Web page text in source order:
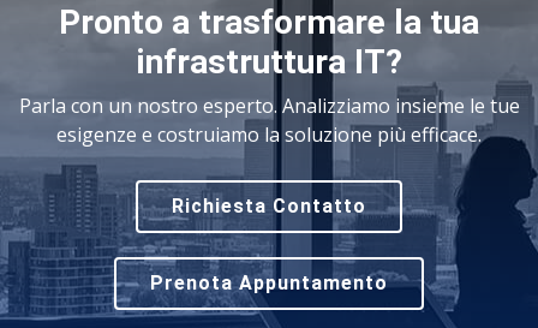
Pronto a trasformare la tua
infrastruttura IT?
Parla con un nostro esperto. Analizziamo insieme le tue
esigenze e costruiamo la soluzione più efficace.
Richiesta Contatto
Prenota Appuntamento